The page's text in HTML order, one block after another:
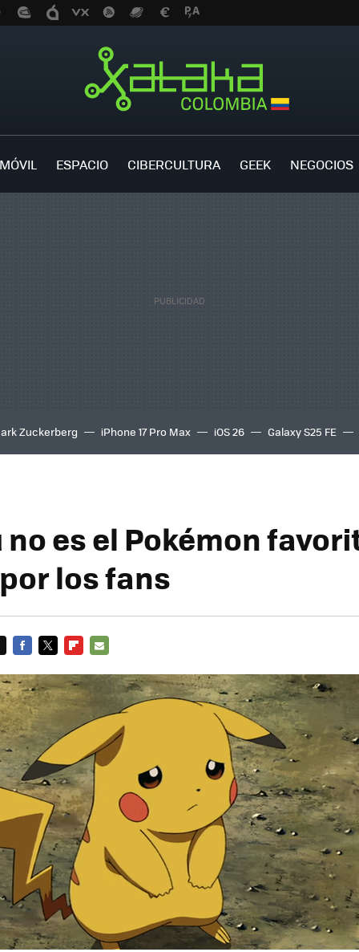
MÓVIL ESPACIO CIBERCULTURA GEEK NEGOCIOS
Zuckerberg iPhone 17 Pro Max iOS 26
Galaxy S25 FE
es el Pokémon
los fans
MAIL